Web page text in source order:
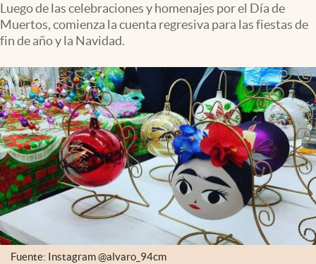
Tv
Clima
Espiritualidad
Mediakit
abre en nueva pestaña
México
Luego de las celebraciones y homenajes por el Día de
Muertos, comienza la cuenta regresiva para las fiestas de
fin de año y la Navidad.
Fuente: Instagram @alvaro_94cm